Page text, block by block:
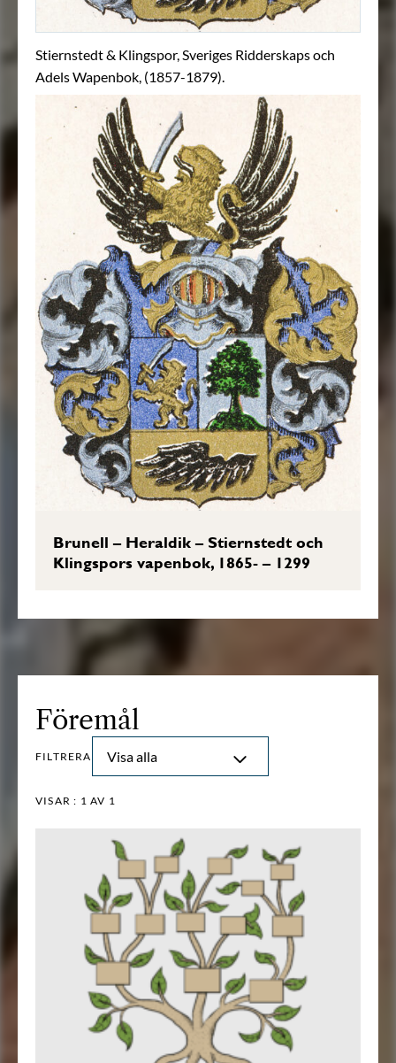
Stiernstedt & Klingspor, Sveriges Ridderskaps och
Adels Wapenbok, (1857-1879).
Brunell – Heraldik – Stiernstedt och
Klingspors vapenbok, 1865- – 1299
Föremål
FILTRERA Visa alla
VISAR : 1 AV 1